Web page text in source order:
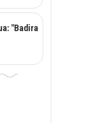
"Badira